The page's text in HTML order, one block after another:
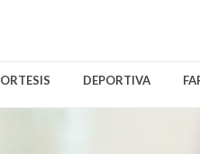
ORTESIS DEPORTIVA